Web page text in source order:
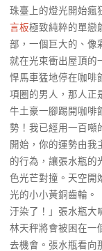
珠臺上的燈光開始瘋
言板極致純粹的單戀
部，一個巨大的、像
就在光束衝出屋頂的
悍馬車猛地停在咖啡
項圈的男人，那人正
牛土豪一腳踢開咖啡
勢！我已經用一百噸
開始，你的運勢由我
的行為，讓張水瓶的
色光芒對撞。天空開
光的小小黃銅齒輪。
汙染了！」張水瓶大
林天秤將會被困在一
去機會。張水瓶看向